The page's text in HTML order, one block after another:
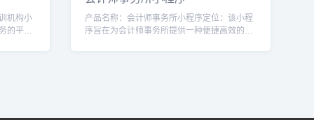
机构小
的平
产品名称：会计师事务所小程序定位：该小程
序旨在为会计师事务所提供一种便捷高效的工